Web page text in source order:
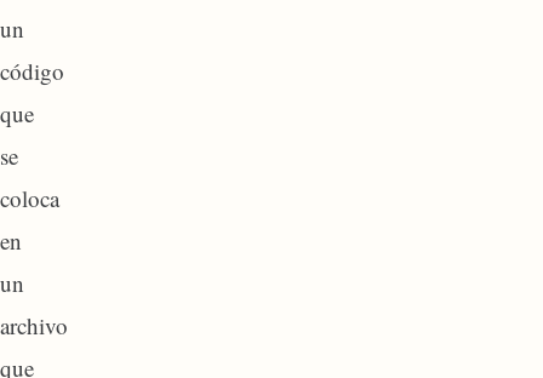
un
código
que
se
coloca
en
un
archivo
que